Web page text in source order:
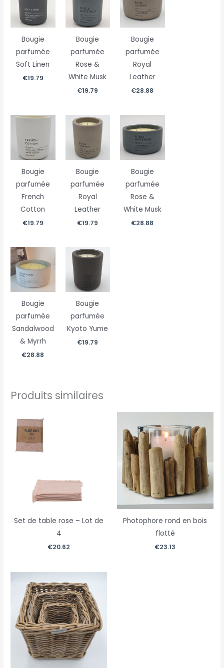
Bougie
parfumée
Soft Linen
€19.79
Bougie
parfumée
Rose &
White Musk
€19.79
Bougie
parfumée
Royal
Leather
€28.88
Bougie
parfumée
French
Cotton
€19.79
Bougie
parfumée
Royal
Leather
€19.79
Bougie
parfumée
Rose &
White Musk
€28.88
Bougie
parfumée
Sandalwood
& Myrrh
€28.88
Bougie
parfumée
Kyoto Yume
€19.79
Produits similaires
Set de table rose – Lot de
4
€20.62
Photophore rond en bois
flotté
€23.13